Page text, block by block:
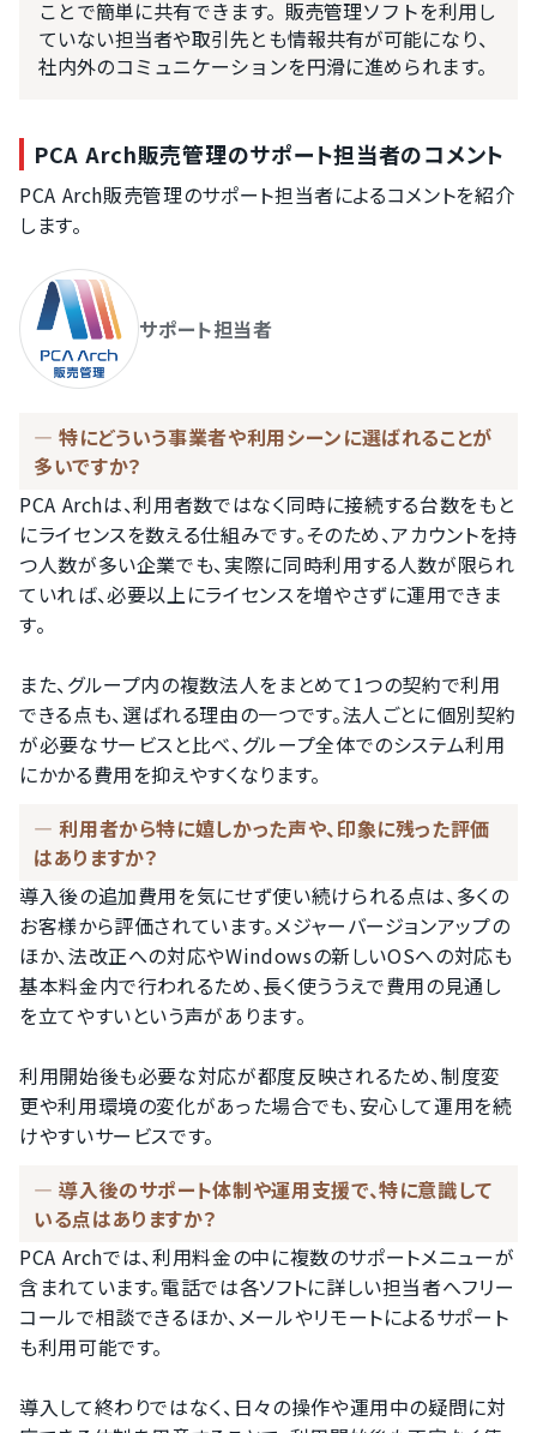
ことで簡単に共有できます。販売管理ソフトを利用し
ていない担当者や取引先とも情報共有が可能になり、
社内外のコミュニケーションを円滑に進められます。
PCA Arch販売管理のサポート担当者のコメント
PCA Arch販売管理のサポート担当者によるコメントを紹介
します。
サポート担当者
特にどういう事業者や利用シーンに選ばれることが
多いですか？
PCA Archは、利用者数ではなく同時に接続する台数をもと
にライセンスを数える仕組みです。そのため、アカウントを持
つ人数が多い企業でも、実際に同時利用する人数が限られ
ていれば、必要以上にライセンスを増やさずに運用できま
す。
また、グループ内の複数法人をまとめて1つの契約で利用
できる点も、選ばれる理由の一つです。法人ごとに個別契約
が必要なサービスと比べ、グループ全体でのシステム利用
にかかる費用を抑えやすくなります。
利用者から特に嬉しかった声や、印象に残った評価
はありますか？
導入後の追加費用を気にせず使い続けられる点は、多くの
お客様から評価されています。メジャーバージョンアップの
ほか、法改正への対応やWindowsの新しいOSへの対応も
基本料金内で行われるため、長く使ううえで費用の見通し
を立てやすいという声があります。
利用開始後も必要な対応が都度反映されるため、制度変
更や利用環境の変化があった場合でも、安心して運用を続
けやすいサービスです。
導入後のサポート体制や運用支援で、特に意識して
いる点はありますか？
PCA Archでは、利用料金の中に複数のサポートメニューが
含まれています。電話では各ソフトに詳しい担当者へフリー
コールで相談できるほか、メールやリモートによるサポート
も利用可能です。
導入して終わりではなく、日々の操作や運用中の疑問に対